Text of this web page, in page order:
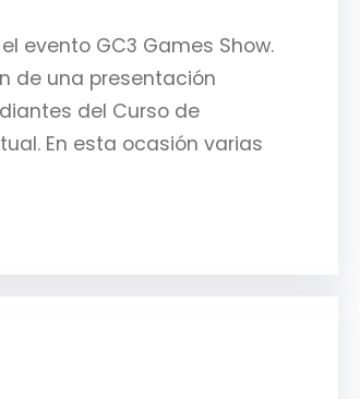
evento GC3 Games Show.
de una presentación
del Curso de
En esta ocasión varias